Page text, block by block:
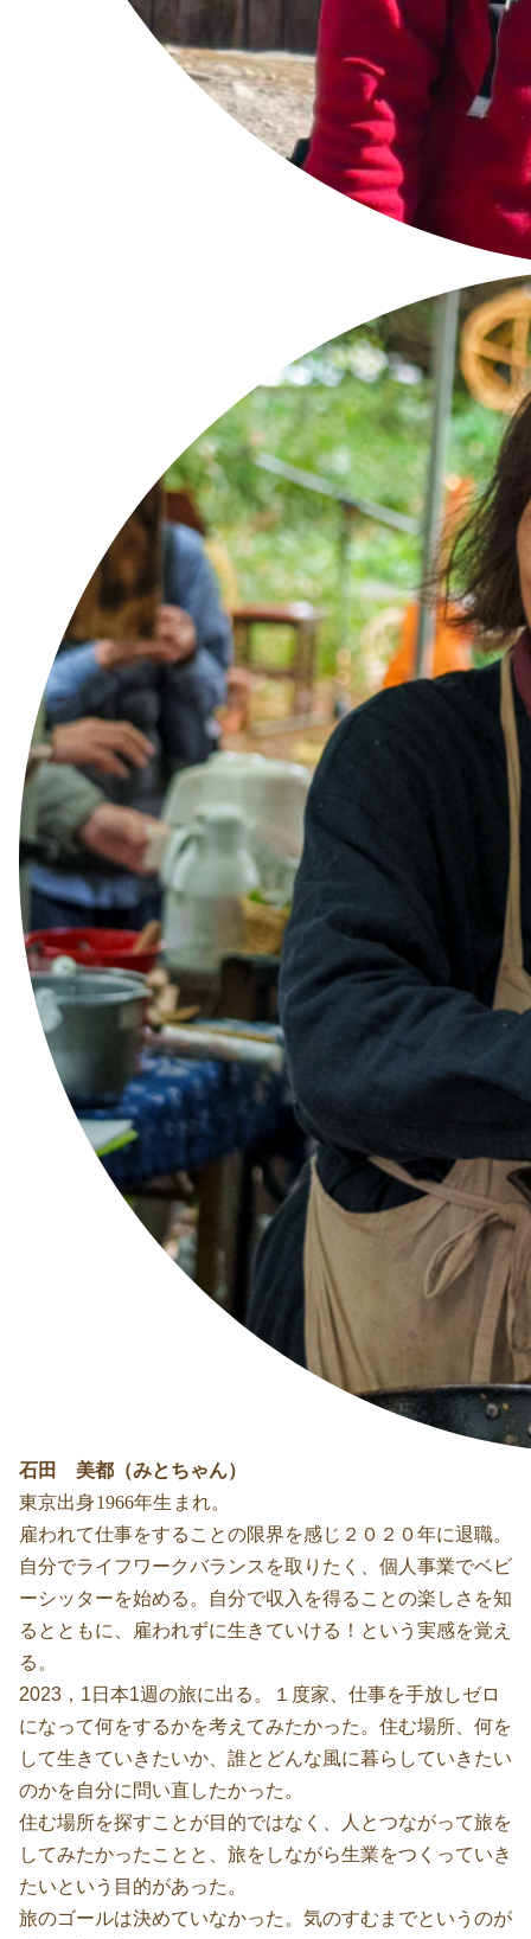
石田 美都（みとちゃん）
東京出身1966年生まれ。
雇われて仕事をすることの限界を感じ２０２０年に退職。
自分でライフワークバランスを取りたく、個人事業でベビ
ーシッターを始める。自分で収入を得ることの楽しさを知
るとともに、雇われずに生きていける！という実感を覚え
る。
2023，1日本1週の旅に出る。１度家、仕事を手放しゼロ
になって何をするかを考えてみたかった。住む場所、何を
して生きていきたいか、誰とどんな風に暮らしていきたい
のかを自分に問い直したかった。
住む場所を探すことが目的ではなく、人とつながって旅を
してみたかったことと、旅をしながら生業をつくっていき
たいという目的があった。
旅のゴールは決めていなかった。気のすむまでというのが